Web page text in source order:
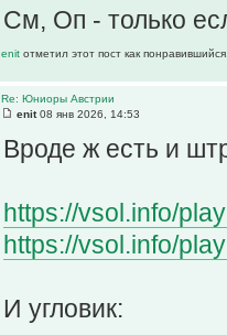
См, Оп - только
enit отметил этот пост как
Re: Юниоры Австрии
enit08 янв 2026, 14:53
Вроде ж есть и
https://vsol.info/
https://vsol.info/
И угловик: